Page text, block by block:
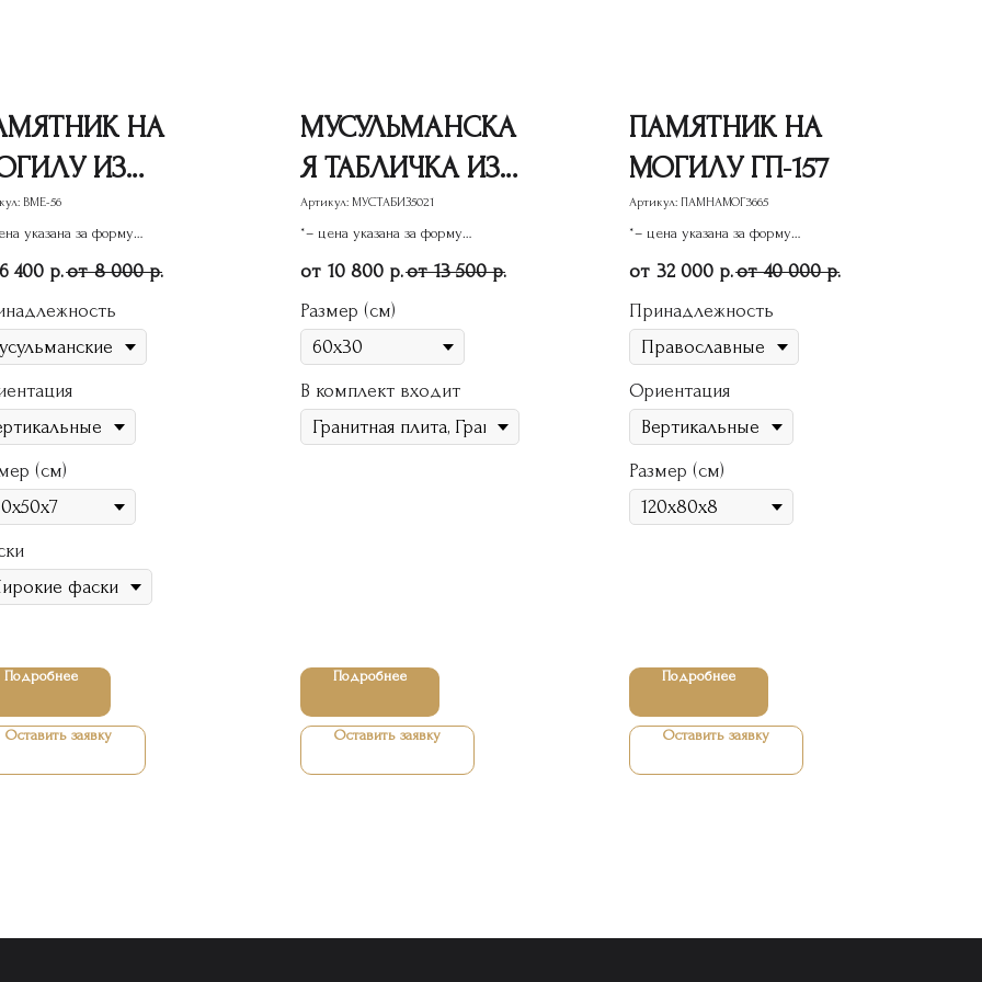
НА
ИЗ
ВМЕ-56
ВМЕ-56
указана за форму
6 400 р. 8 000 р.
(см)
Подробнее
Оставить заявку
МУСУЛЬМАНСКА
Я ТАБЛИЧКА ИЗ
ГРАНИТА 4
Артикул: МУСТАБИЗ5021
*– цена указана за форму
10 800 р. 13 500 р.
Размер (см)
В комплект входит
Подробнее
Оставить заявку
ПАМЯТНИК НА
МОГИЛУ ГП-157
Артикул: ПАМНАМОГ3665
*– цена указана за форму
32 000 р. 40 000 р.
Принадлежность
Ориентация
Размер (см)
Подробнее
Оставить заявку